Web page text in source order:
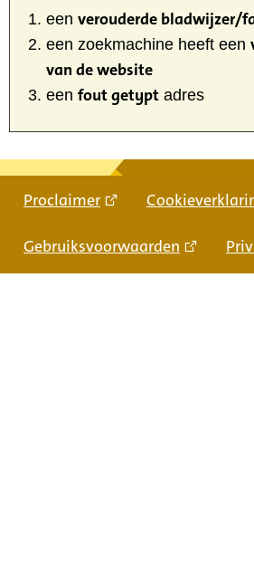
een verouderde bladwijzer/
een zoekmachine heeft een
van de website
een fout getypt adres
Proclaimer
Gebruiksvoorwaarden